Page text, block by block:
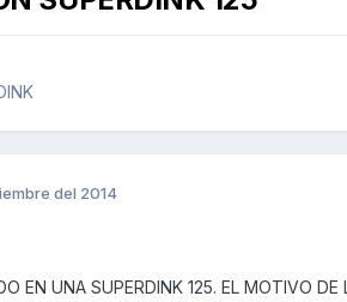
del 2014
EN UNA SUPERDINK 125. EL MOTIVO